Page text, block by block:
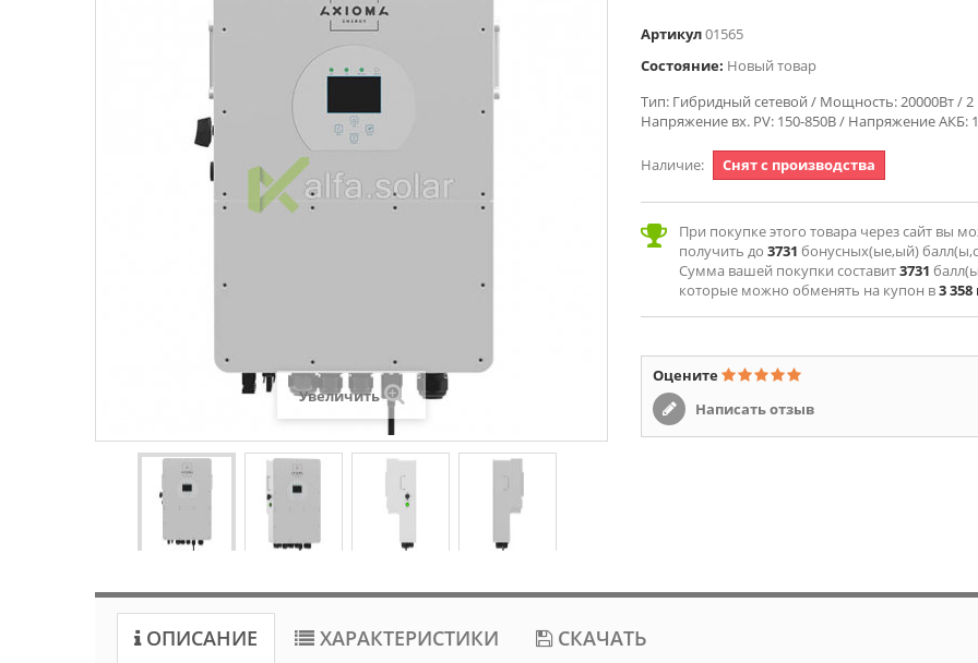
Увеличить
Артикул01565
Состояние: Новый товар
Тип: Гибридный сетевой / Мощность: 20000Вт / 2
Напряжение вх. PV: 150-850В / Напряжение АКБ:
Наличие: Снят с производства
При покупке этого товара через сайт вы
получить до 3731 бонусных(ые,ый)
Сумма вашей покупки составит3731
которые можно обменять на купон в3 358
Оцените
Написать отзыв
ОПИСАНИЕ ХАРАКТЕРИСТИКИ СКАЧАТЬ